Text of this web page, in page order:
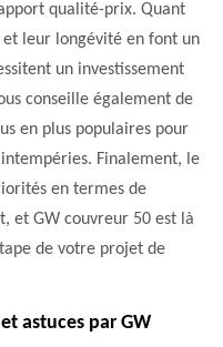
qualité-prix. Quant
leur longévité en font un
un investissement
conseille également de
en plus populaires pour
Finalement, le
en termes de
et GW couvreur 50 est là
de votre projet de
astuces par GW